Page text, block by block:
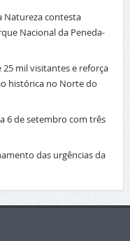
Natureza contesta
Nacional da Peneda-
25 mil visitantes e reforça
histórica no Norte do
6 de setembro com três
das urgências da